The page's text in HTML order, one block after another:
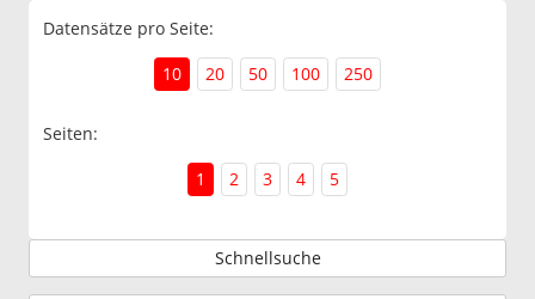
Datensätze pro Seite:
10
20 50 100 250
Seiten:
1
2 3 4 5
Schnellsuche